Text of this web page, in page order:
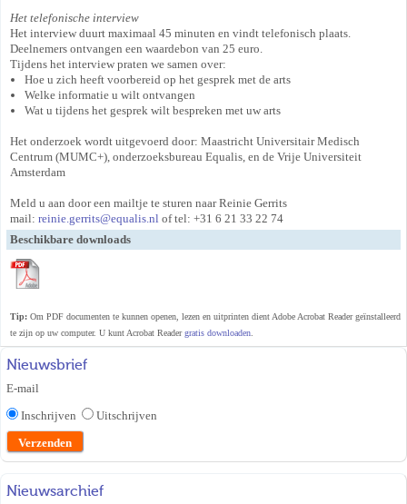
Het telefonische interview
Het interview duurt maximaal 45 minuten en vindt telefonisch plaats.
Deelnemers ontvangen een waardebon van 25 euro.
Tijdens het interview praten we samen over:
Hoe u zich heeft voorbereid op het gesprek met de arts
Welke informatie u wilt ontvangen
Wat u tijdens het gesprek wilt bespreken met uw arts
Het onderzoek wordt uitgevoerd door: Maastricht Universitair Medisch
Centrum (MUMC+), onderzoeksbureau Equalis, en de Vrije Universiteit
Amsterdam
Meld u aan door een mailtje te sturen naar Reinie Gerrits
mail: reinie.gerrits@equalis.nl of tel: +31 6 21 33 22 74
Beschikbare downloads
Tip: Om PDF documenten te kunnen openen, lezen en uitprinten dient Adobe Acrobat Reader geïnstalleerd
te zijn op uw computer. U kunt Acrobat Readergratis downloaden
Nieuwsbrief
E-mail
Inschrijven
Uitschrijven
Nieuwsarchief